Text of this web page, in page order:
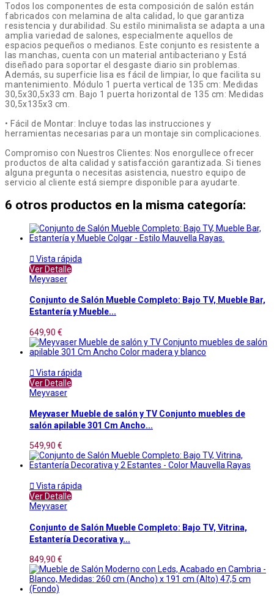
Todos los componentes de esta composición de salón están
fabricados con melamina de alta calidad, lo que garantiza
resistencia y durabilidad. Su estilo minimalista se adapta a una
amplia variedad de salones, especialmente aquellos de
espacios pequeños o medianos. Este conjunto es resistente a
las manchas, cuenta con un material antibacteriano y Está
diseñado para soportar el desgaste diario sin problemas.
Además, su superficie lisa es fácil de limpiar, lo que facilita su
mantenimiento. Módulo 1 puerta vertical de 135 cm: Medidas
30,5x30,5x33 cm. Bajo 1 puerta horizontal de 135 cm: Medidas
30,5x135x3 cm.
• Fácil de Montar: Incluye todas las instrucciones y
herramientas necesarias para un montaje sin complicaciones.
Compromiso con Nuestros Clientes: Nos enorgullece ofrecer
productos de alta calidad y satisfacción garantizada. Si tienes
alguna pregunta o necesitas asistencia, nuestro equipo de
servicio al cliente está siempre disponible para ayudarte.
6 otros productos en la misma categoría:
 Vista rápida
Ver Detalle
Meyvaser
Conjunto de Salón Mueble Completo: Bajo TV, Mueble Bar,
Estantería y Mueble...
649,90 €
 Vista rápida
Ver Detalle
Meyvaser
Meyvaser Mueble de salón y TV Conjunto muebles de
salón apilable 301 Cm Ancho...
549,90 €
 Vista rápida
Ver Detalle
Meyvaser
Conjunto de Salón Mueble Completo: Bajo TV, Vitrina,
Estantería Decorativa y...
849,90 €